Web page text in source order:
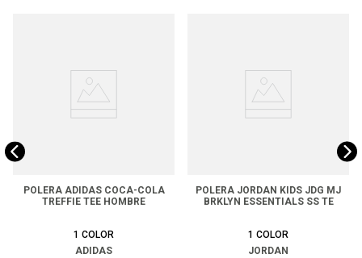
POLERA ADIDAS COCA-COLA
TREFFIE TEE HOMBRE
1 COLOR
ADIDAS
POLERA JORDAN KIDS JDG MJ
BRKLYN ESSENTIALS SS TE
1 COLOR
JORDAN